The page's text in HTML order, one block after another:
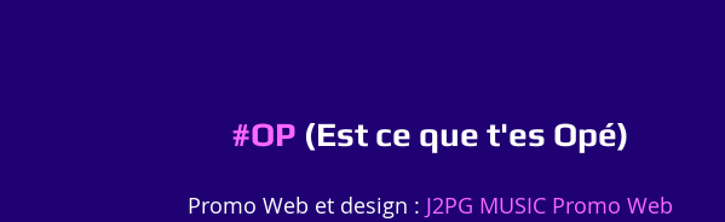
#OP (Est ce que t'es Opé)
Promo Web et design : J2PG MUSIC Promo Web